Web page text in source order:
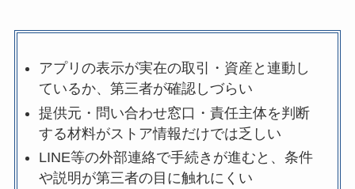
アプリの表示が実在の取引・資産と連動し
ているか、第三者が確認しづらい
提供元・問い合わせ窓口・責任主体を判断
する材料がストア情報だけでは乏しい
LINE等の外部連絡で手続きが進むと、条件
や説明が第三者の目に触れにくい